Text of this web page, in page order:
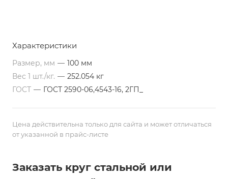
Характеристики
Размер, мм — 100 мм
Вес 1 шт./кг. — 252.054 кг
ГОСТ — ГОСТ 2590-06,4543-16, 2ГП_
Цена действительна только для сайта и может отличаться
от указанной в прайс-листе
Заказать круг стальной или